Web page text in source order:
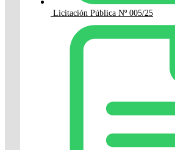
Licitación Pública Nº 005/25